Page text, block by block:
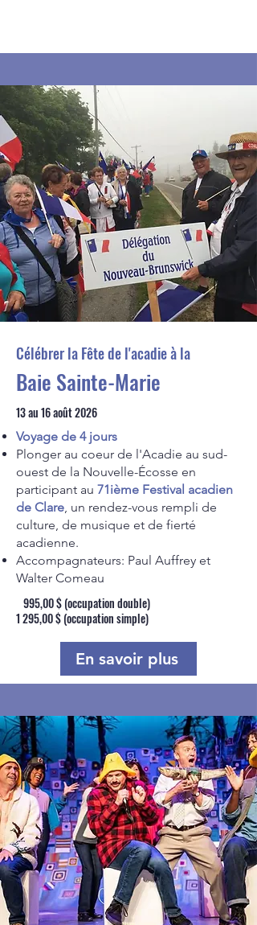
Célébrer la Fête de l'acadie à la
Baie Sainte-Marie
13 au 16 août 2026
Voyage de 4 jours
Plonger au coeur de l'Acadie au sud-
ouest de la Nouvelle-Écosse en
participant au 71ième Festival acadien
de Clare, un rendez-vous rempli de
culture, de musique et de fierté
acadienne.
Accompagnateurs: Paul Auffrey et
Walter Comeau​
995,00 $ (occupation double)
1 295,00 $ (occupation simple)
En savoir plus